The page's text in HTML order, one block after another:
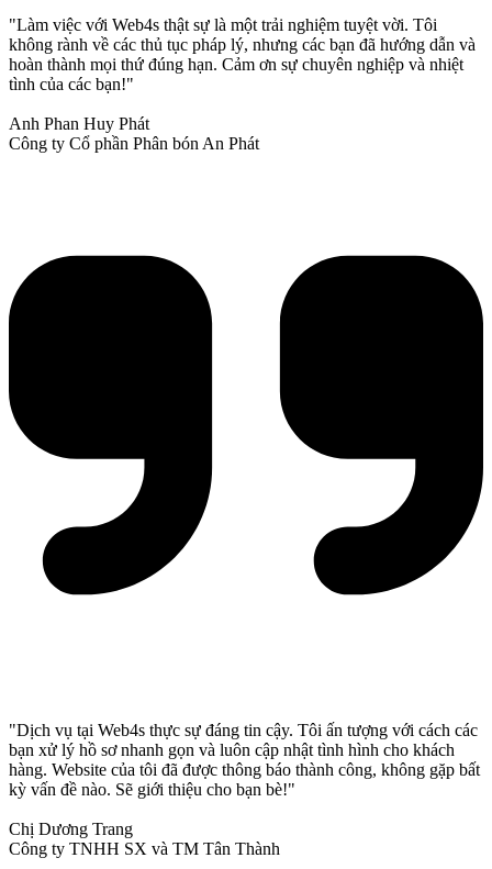
"Làm việc với Web4s thật sự là một trải nghiệm tuyệt vời. Tôi
không rành về các thủ tục pháp lý, nhưng các bạn đã hướng dẫn và
hoàn thành mọi thứ đúng hạn. Cảm ơn sự chuyên nghiệp và nhiệt
tình của các bạn!"
Anh Phan Huy Phát
Công ty Cổ phần Phân bón An Phát
"Dịch vụ tại Web4s thực sự đáng tin cậy. Tôi ấn tượng với cách các
bạn xử lý hồ sơ nhanh gọn và luôn cập nhật tình hình cho khách
hàng. Website của tôi đã được thông báo thành công, không gặp bất
kỳ vấn đề nào. Sẽ giới thiệu cho bạn bè!"
Chị Dương Trang
Công ty TNHH SX và TM Tân Thành